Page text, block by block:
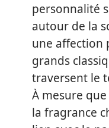
personnalité
autour de la
une affection
grands
traversent le
À mesure
la fragrance